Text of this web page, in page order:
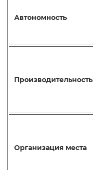
Автономность
Производительность
Организация места